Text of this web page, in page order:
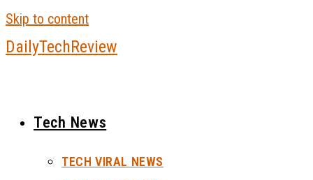
Skip to content
DailyTechReview
Tech News
TECH VIRAL NEWS